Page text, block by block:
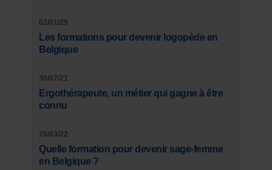
02/01/25
Les formations pour devenir logopède en
Belgique
30/07/21
Ergothérapeute, un métier qui gagne à être
connu
28/03/22
Quelle formation pour devenir sage-femme
en Belgique ?